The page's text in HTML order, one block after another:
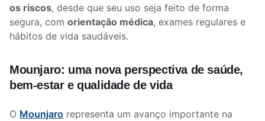
os riscos, desde que seu uso seja feito de forma
segura, com orientação médica, exames regulares e
hábitos de vida saudáveis.
Mounjaro: uma nova perspectiva de saúde,
bem-estar e qualidade de vida
O Mounjaro representa um avanço importante na